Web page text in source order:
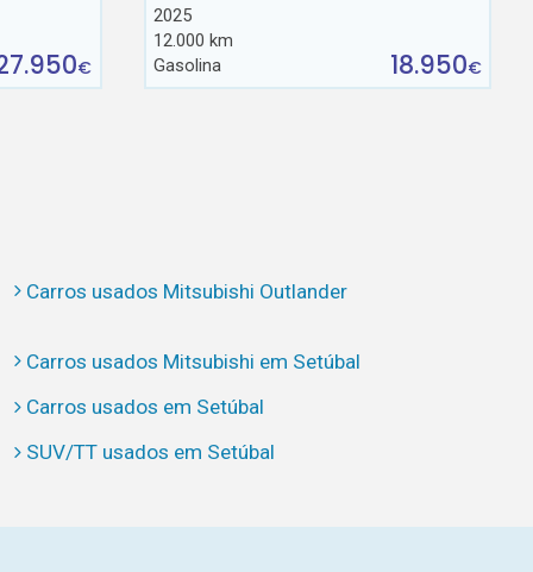
€
2025
12.000 km
Gasolina
18.950€
Carros usados Mitsubishi Outlander
Carros usados Mitsubishi em Setúbal
Carros usados em Setúbal
SUV/TT usados em Setúbal